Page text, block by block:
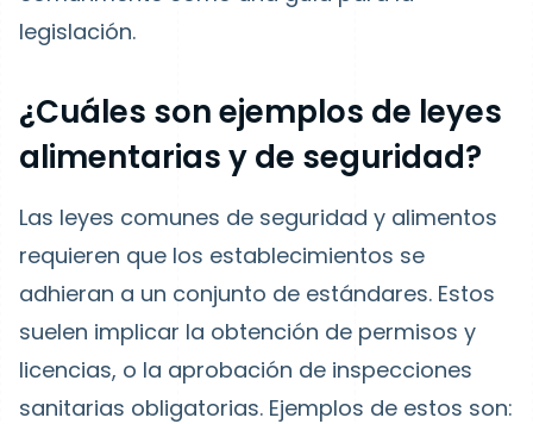
legislación.
¿Cuáles son ejemplos de leyes
alimentarias y de seguridad?
Las leyes comunes de seguridad y alimentos
requieren que los establecimientos se
adhieran a un conjunto de estándares. Estos
suelen implicar la obtención de permisos y
licencias, o la aprobación de inspecciones
sanitarias obligatorias. Ejemplos de estos son: